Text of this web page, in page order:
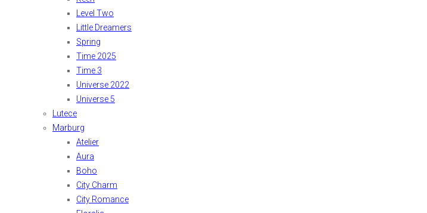
Level Two
Little Dreamers
Spring
Time 2025
Time 3
Universe 2022
Universe 5
Lutece
Marburg
Atelier
Aura
Boho
City Charm
City Romance